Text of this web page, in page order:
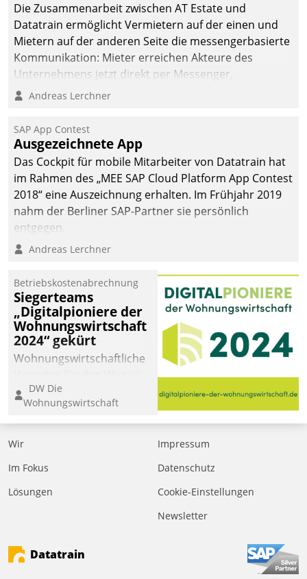
Die Zusammenarbeit zwischen AT Estate und
Datatrain ermöglicht Vermietern auf der einen und
Mietern auf der anderen Seite die messengerbasierte
Kommunikation: Mieter erreichen Akteure des
Unternehmens jetzt direkt per Messenger,
Mitarbeiter oder Dienstleister empfangen oder
Andreas Lerchner
SAP App Contest
Ausgezeichnete App
Das Cockpit für mobile Mitarbeiter von Datatrain hat
im Rahmen des „MEE SAP Cloud Platform App Contest
2018“ eine Auszeichnung erhalten. Im Frühjahr 2019
nahm der Berliner SAP-Partner sie persönlich
entgegen.
Andreas Lerchner
Betriebskostenabrechnung
Siegerteams
„Digitalpioniere der
Wohnungswirtschaft
2024“ gekürt
Wohnungswirtschaftliche
eine digitale Zukunft zu
finden, ist das Ziel des
Awards „Digitalpioniere
der
Bewerben können sich
dafür ein Team
DW Die
Wohnungswirtschaft
Wir
Im Fokus
Lösungen
Impressum
Datenschutz
Cookie-Einstellungen
Newsletter
Datatrain